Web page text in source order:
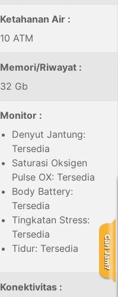
Ketahanan Air :
10 ATM
Memori/Riwayat :
32 Gb
Monitor :
Denyut Jantung:
Tersedia
Saturasi Oksigen
Pulse OX: Tersedia
Body Battery:
Tersedia
Tingkatan Stress:
Tersedia
Tidur: Tersedia
Konektivitas :